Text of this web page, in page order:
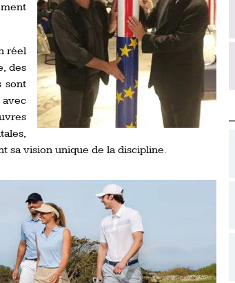
réel
des
sont
sa vision unique de la discipline.